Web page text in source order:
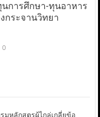
การศึกษา-ทุนอาหาร
กระจานวิทยา
0
รมหลักสูตรผู้ไกล่เกลี่ยข้อ